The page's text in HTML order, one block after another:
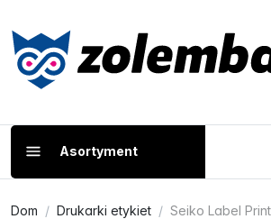
Asortyment
Dom Drukarki etykiet Seiko Label